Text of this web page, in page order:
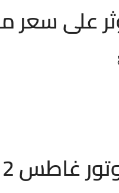
سعر موتور
ايطالي في السوق